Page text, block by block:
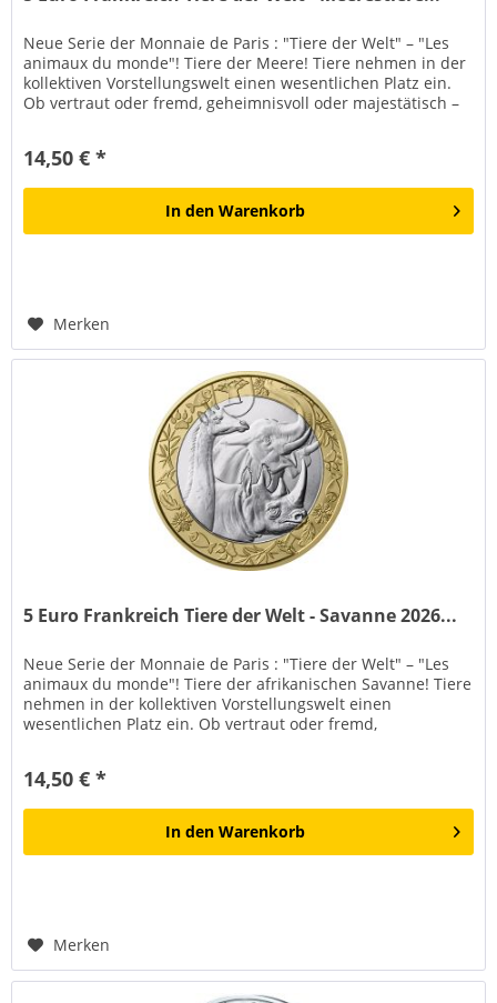
Neue Serie der Monnaie de Paris : "Tiere der Welt" – "Les
animaux du monde"! Tiere der Meere! Tiere nehmen in der
kollektiven Vorstellungswelt einen wesentlichen Platz ein.
Ob vertraut oder fremd, geheimnisvoll oder majestätisch –
14,50 € *
In den Warenkorb
Merken
5 Euro Frankreich Tiere der Welt - Savanne 2026...
Neue Serie der Monnaie de Paris : "Tiere der Welt" – "Les
animaux du monde"! Tiere der afrikanischen Savanne! Tiere
nehmen in der kollektiven Vorstellungswelt einen
wesentlichen Platz ein. Ob vertraut oder fremd,
14,50 € *
In den Warenkorb
Merken